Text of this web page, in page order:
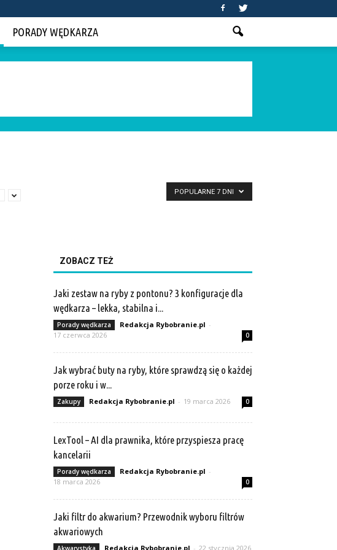
PORADY WĘDKARZA
POPULARNE 7 DNI
ZOBACZ TEŻ
Jaki zestaw na ryby z pontonu? 3 konfiguracje dla
wędkarza – lekka, stabilna i...
Porady wędkarza Redakcja Rybobranie.pl -
17 czerwca 2026
0
Jak wybrać buty na ryby, które sprawdzą się o każdej
porze roku i w...
Zakupy Redakcja Rybobranie.pl - 19 marca 2026 0
LexTool – AI dla prawnika, które przyspiesza pracę
kancelarii
Porady wędkarza Redakcja Rybobranie.pl -
18 marca 2026
0
Jaki filtr do akwarium? Przewodnik wyboru filtrów
akwariowych
Akwarystyka Redakcja Rybobranie.pl - 22 stycznia 2026